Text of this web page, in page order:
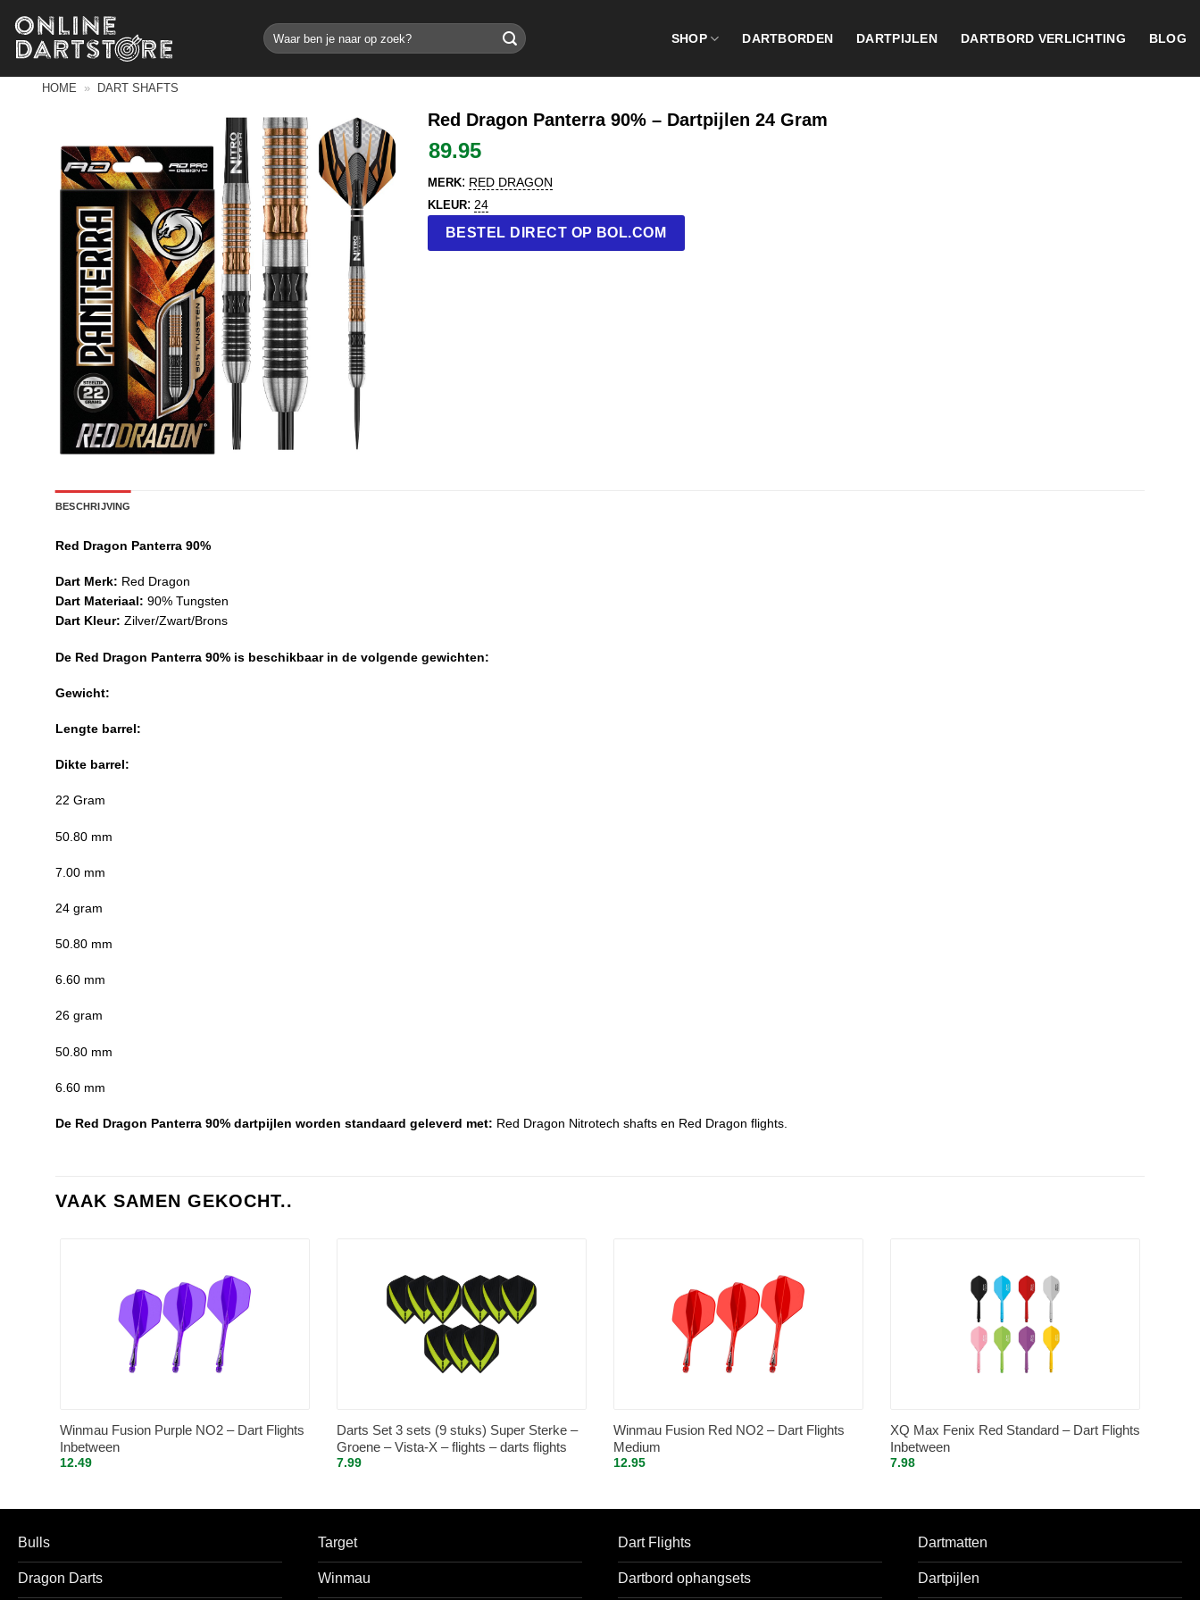
naar
inhoud
Zoeken
naar:
SHOP DARTBORDEN DARTPIJLEN DARTBORD VERLICHTING BLOG
HOME » DART SHAFTS
Red Dragon Panterra 90% – Dartpijlen 24 Gram
89.95
MERK: RED DRAGON
KLEUR: 24
BESTEL DIRECT OP BOL.COM
BESCHRIJVING
Red Dragon Panterra 90%
Dart Merk: Red Dragon
Dart Materiaal: 90% Tungsten
Dart Kleur: Zilver/Zwart/Brons
De Red Dragon Panterra 90% is beschikbaar in de volgende gewichten:
Gewicht:
Lengte barrel:
Dikte barrel:
22 Gram
50.80 mm
7.00 mm
24 gram
50.80 mm
6.60 mm
26 gram
50.80 mm
6.60 mm
De Red Dragon Panterra 90% dartpijlen worden standaard geleverd met: Red Dragon Nitrotech shafts en Red Dragon flights.
VAAK SAMEN GEKOCHT..
Winmau Fusion Purple NO2 – Dart Flights
Inbetween
12.49
Darts Set 3 sets (9 stuks) Super Sterke –
Groene – Vista-X – flights – darts flights
7.99
Winmau Fusion Red NO2 – Dart Flights
Medium
12.95
XQ Max Fenix Red Standard – Dart Flights
Inbetween
7.98
Bulls
Dragon Darts
Target
Winmau
Dart Flights
Dartbord ophangsets
Dartmatten
Dartpijlen